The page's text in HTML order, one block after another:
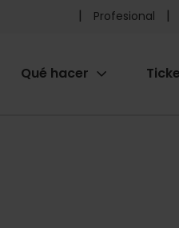
Pre
Profesional
Qué hacer